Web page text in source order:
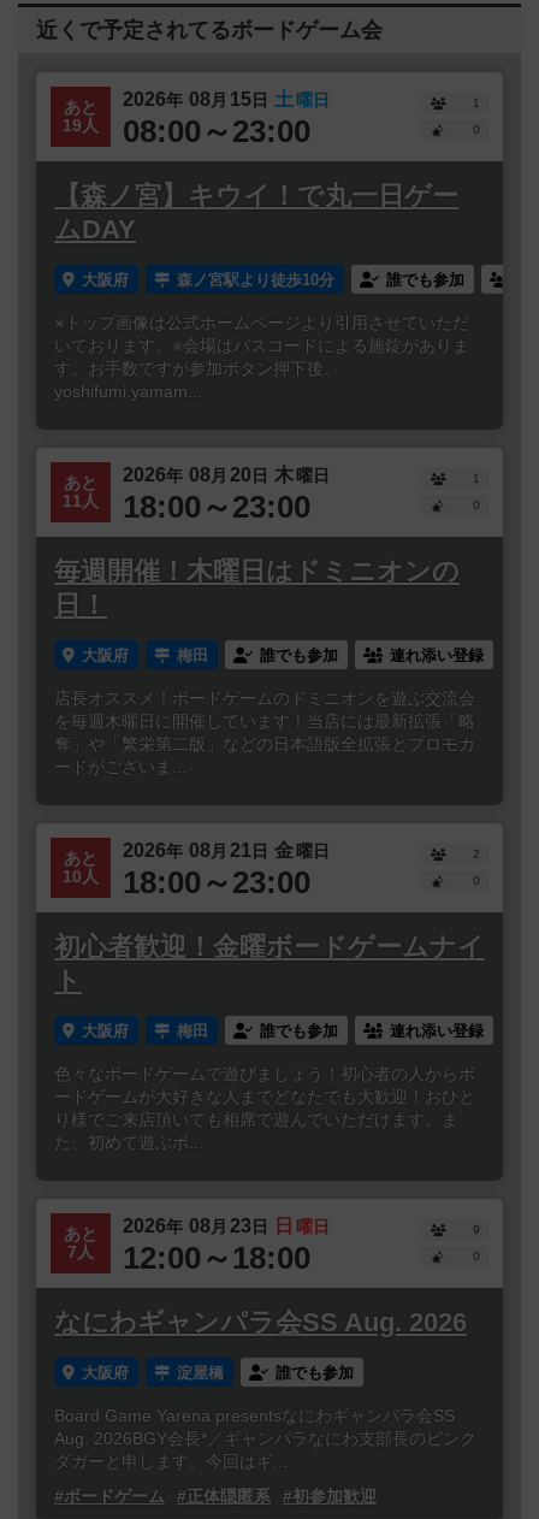
近くで予定されてるボードゲーム会
あと
19人
2026年 08 月 15日 土曜日
08:00～23:00
1
0
【森ノ宮】キウイ！で丸一日ゲー
ムDAY
大阪府 森ノ宮駅より徒歩10分 誰でも参加
※トップ画像は公式ホームページより引用させていただ
いております。※会場はパスコードによる施錠がありま
す。お手数ですが参加ボタン押下後、
yoshifumi.yamam...
あと
11人
2026年 08 月 20日 木曜日
18:00～23:00
1
0
毎週開催！木曜日はドミニオンの
日！
大阪府 梅田 誰でも参加 連れ添い登録
店長オススメ！ボードゲームのドミニオンを遊ぶ交流会
を毎週木曜日に開催しています！当店には最新拡張「略
奪」や「繁栄第二版」などの日本語版全拡張とプロモカ
ードがございま...
あと
10人
2026年 08 月 21日 金曜日
18:00～23:00
2
0
初心者歓迎！金曜ボードゲームナイ
ト
大阪府 梅田 誰でも参加 連れ添い登録
色々なボードゲームで遊びましょう！初心者の人からボ
ードゲームが大好きな人までどなたでも大歓迎！おひと
り様でご来店頂いても相席で遊んでいただけます。ま
た、初めて遊ぶボ...
あと
7人
2026年 08 月 23日 日 曜日
12:00～18:00
9
0
なにわギャンパラ会SS Aug. 2026
大阪府 淀屋橋 誰でも参加
Board Game Yarena presentsなにわギャンパラ会SS
Aug. 2026BGY会長*／ギャンパラなにわ支部長のピンク
ダガーと申します。今回はギ...
#ボードゲーム
#正体隠匿系 #初参加歓迎